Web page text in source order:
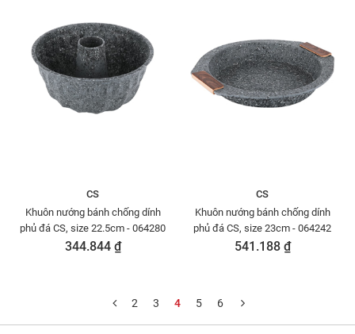
CS
Khuôn nướng bánh chống dính
phủ đá CS, size 22.5cm - 064280
344.844 ₫
CS
Khuôn nướng bánh chống dính
phủ đá CS, size 23cm - 064242
541.188 ₫
2 3 4 5 6